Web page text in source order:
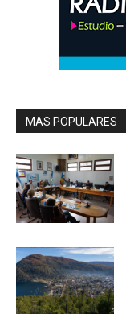
MAS POPULARES